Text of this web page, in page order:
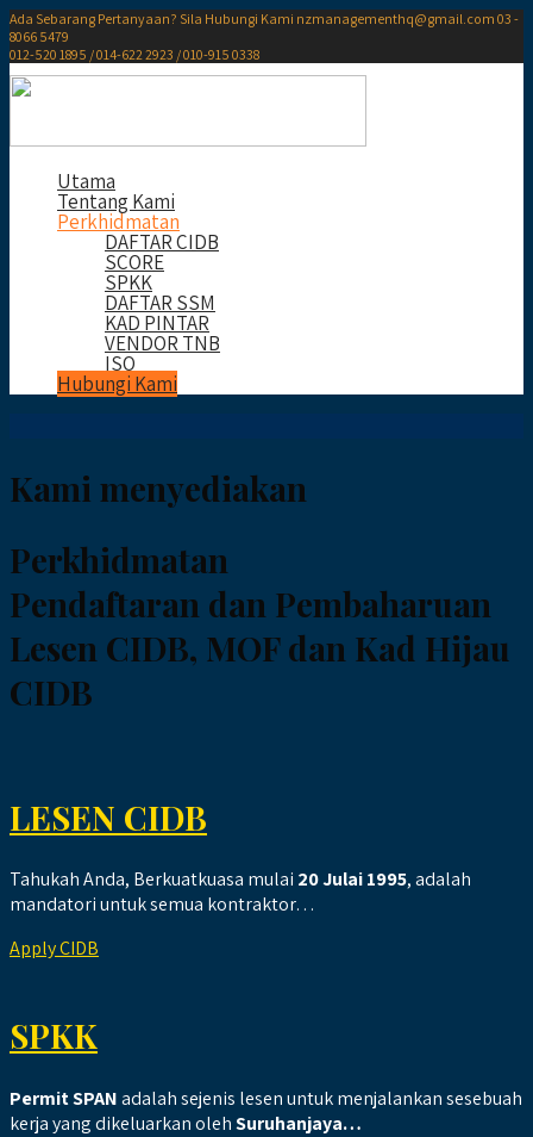
Ada Sebarang Pertanyaan? Sila Hubungi Kami nzmanagementhq@gmail.com 03 -
8066 5479
012-520 1895 / 014-622 2923 / 010-915 0338
Utama
Tentang Kami
Perkhidmatan
DAFTAR CIDB
SCORE
SPKK
DAFTAR SSM
KAD PINTAR
VENDOR TNB
ISO
Hubungi Kami
Kami menyediakan
Perkhidmatan
Pendaftaran dan Pembaharuan
Lesen CIDB, MOF dan Kad Hijau
CIDB
LESEN CIDB
Tahukah Anda, Berkuatkuasa mulai 20 Julai 1995, adalah
mandatori untuk semua kontraktor…
Apply CIDB
SPKK
Permit SPANadalah sejenis lesen untuk menjalankan sesebuah
kerja yang dikeluarkan olehSuruhanjaya…